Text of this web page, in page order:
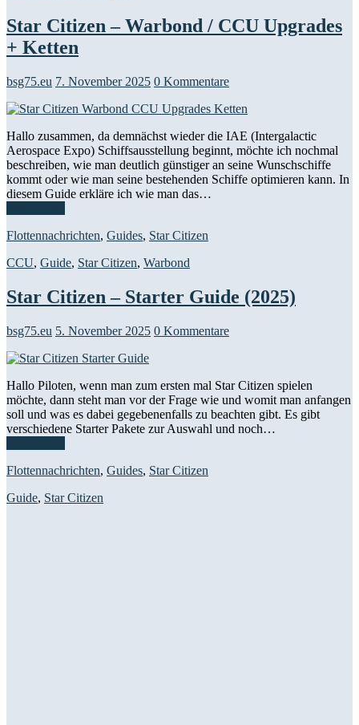
Star Citizen – Warbond / CCU Upgrades
+ Ketten
bsg75.eu 7. November 2025 0 Kommentare
Hallo zusammen, da demnächst wieder die IAE (Intergalactic
Aerospace Expo) Schiffsausstellung beginnt, möchte ich nochmal
beschreiben, wie man deutlich günstiger an seine Wunschschiffe
kommt oder wie man seine bestehenden Schiffe optimieren kann. In
diesem Guide erkläre ich wie man das…
Flottennachrichten, Guides, Star Citizen
CCU, Guide, Star Citizen, Warbond
Star Citizen – Starter Guide (2025)
bsg75.eu 5. November 2025 0 Kommentare
Hallo Piloten, wenn man zum ersten mal Star Citizen spielen
möchte, dann steht man vor der Frage wie und womit man anfangen
soll und was es dabei gegebenenfalls zu beachten gibt. Es gibt
verschiedene Starter Pakete zur Auswahl und noch…
Flottennachrichten, Guides, Star Citizen
Guide, Star Citizen